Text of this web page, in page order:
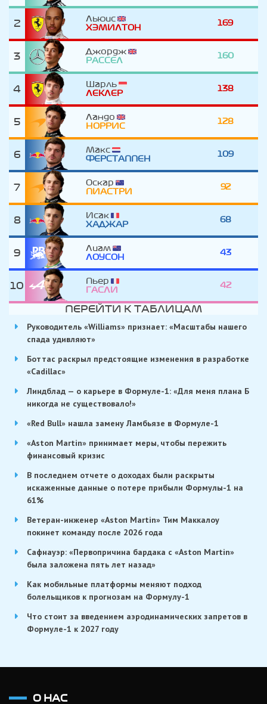
2
Льюис
ХЭМИЛТОН
169
3
Джордж
РАССЕЛ
160
4
Шарль
ЛЕКЛЕР
138
5
Ландо
НОРРИС
128
6
Макс
ФЕРСТАППЕН
109
7
Оскар
ПИАСТРИ
92
8
Исак
ХАДЖАР
68
9
Лиам
ЛОУСОН
43
10
Пьер
ГАСЛИ
42
ПЕРЕЙТИ К ТАБЛИЦАМ
Руководитель «Williams» признает: «Масштабы нашего
спада удивляют»
Боттас раскрыл предстоящие изменения в разработке
«Cadillac»
Линдблад — о карьере в Формуле-1: «Для меня плана Б
никогда не существовало!»
«Red Bull» нашла замену Ламбьязе в Формуле-1
«Aston Martin» принимает меры, чтобы пережить
финансовый кризис
В последнем отчете о доходах были раскрыты
искаженные данные о потере прибыли Формулы-1 на
61%
Ветеран-инженер «Aston Martin» Тим Маккалоу
покинет команду после 2026 года
Сафнауэр: «Первопричина бардака с «Aston Martin»
была заложена пять лет назад»
Как мобильные платформы меняют подход
болельщиков к прогнозам на Формулу-1
Что стоит за введением аэродинамических запретов в
Формуле-1 к 2027 году
О НАС